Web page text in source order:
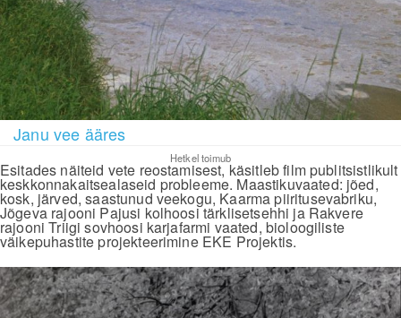
Janu vee ääres
Hetkel toimub
Esitades näiteid vete reostamisest, käsitleb film publitsistlikult
keskkonnakaitsealaseid probleeme. Maastikuvaated: jõed,
kosk, järved, saastunud veekogu, Kaarma piiritusevabriku,
Jõgeva rajooni Pajusi kolhoosi tärklisetsehhi ja Rakvere
rajooni Triigi sovhoosi karjafarmi vaated, bioloogiliste
väikepuhastite projekteerimine EKE Projektis.